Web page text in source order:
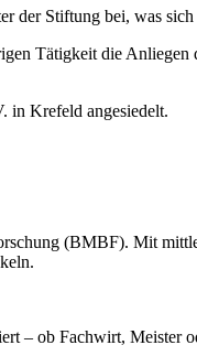
Stiftung bei, was
Tätigkeit die
in Krefeld angesiedelt.
(BMBF). Mit
– ob Fachwirt, Meister